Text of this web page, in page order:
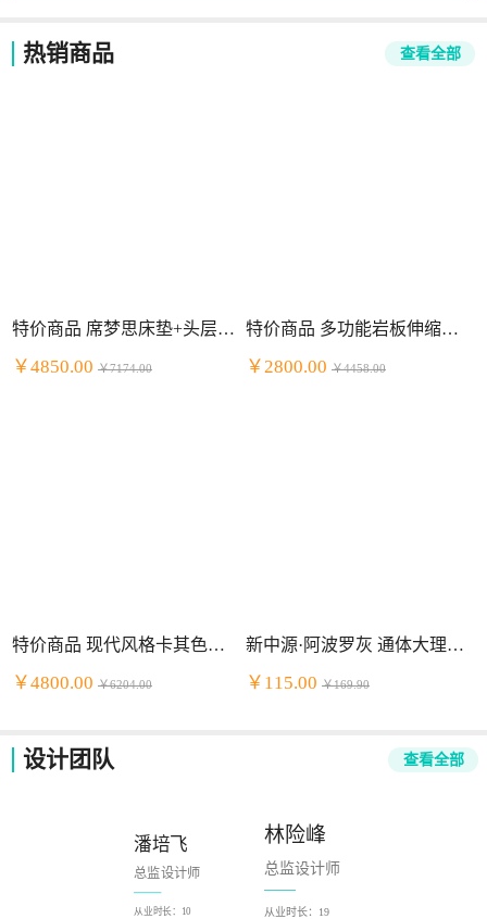
热销商品 查看全部
特价商品 席梦思床垫+头层牛皮床套装 明星组合
￥4850.00 ￥7174.00
特价商品 多功能岩板伸缩餐桌餐厅套装 一桌四椅
￥2800.00 ￥4458.00
特价商品 现代风格卡其色头层牛皮+PVC组合沙发
￥4800.00 ￥6204.00
新中源·阿波罗灰 通体大理石（2NB9034）
￥115.00 ￥169.90
设计团队 查看全部
林险峰
总监设计师
从业时长： 19
潘培飞
总监设计师
从业时长： 10